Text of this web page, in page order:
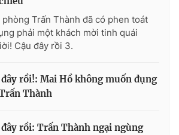
Trấn Thành đã có phen toát
phải một khách mời tinh quái
Cậu đây rồi 3.
đây rồi!: Mai Hồ không muốn đụng
Thành
đây rồi: Trấn Thành ngại ngùng